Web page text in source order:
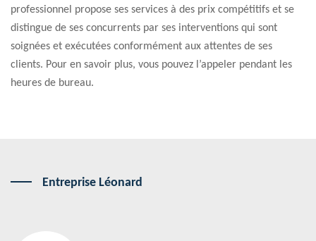
professionnel propose ses services à des prix compétitifs et se
distingue de ses concurrents par ses interventions qui sont
soignées et exécutées conformément aux attentes de ses
clients. Pour en savoir plus, vous pouvez l’appeler pendant les
heures de bureau.
Entreprise Léonard